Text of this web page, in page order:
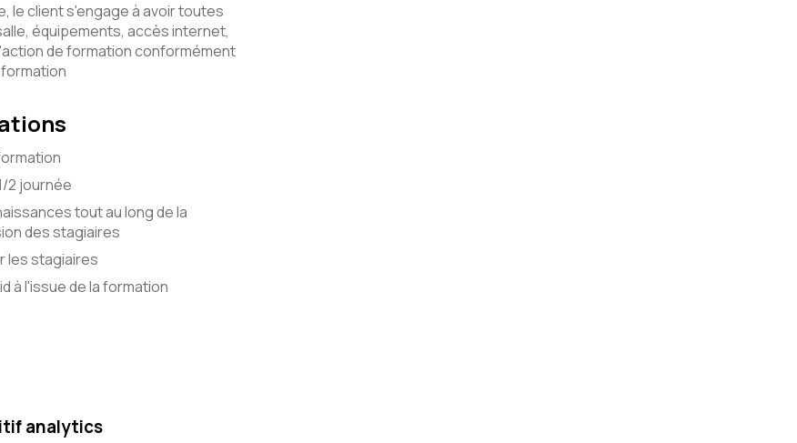
le client s'engage à avoir toutes
équipements, accès internet,
de formation conformément
2 journée
tout au long de la
des stagiaires
les stagiaires
à l'issue de la formation
analytics